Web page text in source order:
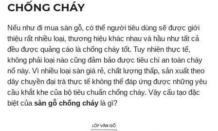
CHỐNG CHÁY
Nếu như đi mua sàn gỗ, có thể người tiêu dùng sẽ được giới
thiệu rất nhiều loại, thương hiệu khác nhau và hầu như tất cả
đều được quảng cáo là chống cháy tốt. Tuy nhiên thực tế,
không phải loại nào cũng đảm bảo được tiêu chí an toàn cháy
nổ này. Vì nhiều loại sàn giá rẻ, chất lượng thấp, sản xuất theo
dây chuyền đại trà thực tế không thể đáp ứng được những yêu
cầu khắt khe của bộ tiêu chuẩn chống cháy. Vậy cấu tạo đặc
biệt của sàn gỗ chống cháy là gì?